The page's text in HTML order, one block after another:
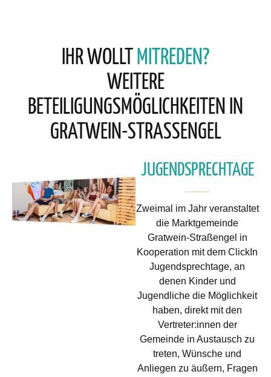
IHR WOLLTMITREDEN?
WEITERE
BETEILIGUNGSMÖGLICHKEITEN IN
GRATWEIN-STRASSENGEL
JUGENDSPRECHTAGE
Zweimal im Jahr veranstaltet
die Marktgemeinde
Gratwein-Straßengel in
Kooperation mit dem ClickIn
Jugendsprechtage, an
denen Kinder und
Jugendliche die Möglichkeit
haben, direkt mit den
Vertreter:innen der
Gemeinde in Austausch zu
treten, Wünsche und
Anliegen zu äußern, Fragen